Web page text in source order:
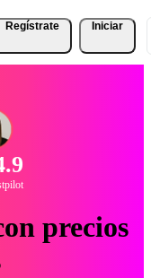
Regístrate Iniciar
precios